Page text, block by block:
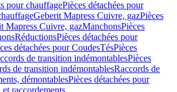
pour chauffagePièces détachées pour
Geberit Mapress Cuivre, gazPièces
Mapress Cuivre, gazManchonsPièces
RéductionsPièces détachées pour
détachées pour CoudesTésPièces
de transition indémontablesPièces
de transition indémontablesRaccords de
démontablesPièces détachées pour
raccordements,